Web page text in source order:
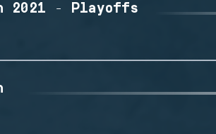
2021 - Playoffs